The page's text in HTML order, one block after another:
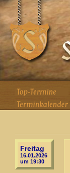
Freitag
16.01.2026
um 19:30